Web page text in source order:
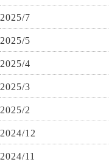
2025/7
2025/5
2025/4
2025/3
2025/2
2024/12
2024/11